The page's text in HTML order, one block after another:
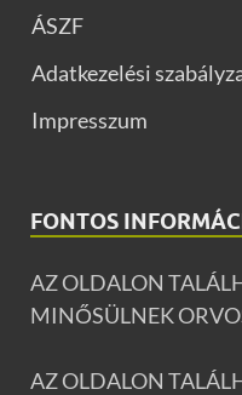
ÁSZF
Adatkezelési
Impresszum
FONTOS
AZ OLDALON
MINŐSÜLNEK
AZ OLDALON